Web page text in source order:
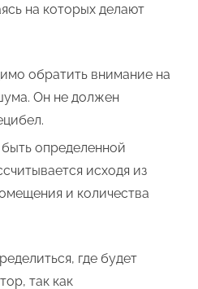
на которых делают
обратить внимание на
Он не должен
определенной
исходя из
и количества
где будет
так как